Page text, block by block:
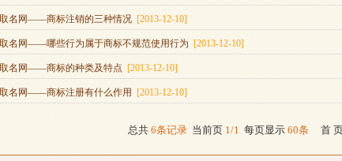
取名网——商标注销的三种情况 [2013-12-10]
取名网——哪些行为属于商标不规范使用行为 [2013-12-10]
取名网——商标的种类及特点 [2013-12-10]
取名网——商标注册有什么作用 [2013-12-10]
总共6条记录当前页1/1 每页显示60条 首 页